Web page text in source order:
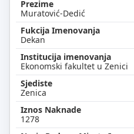
Muratović-Dedić
Dekan
Ekonomski fakultet u Zenici
Zenica
1278